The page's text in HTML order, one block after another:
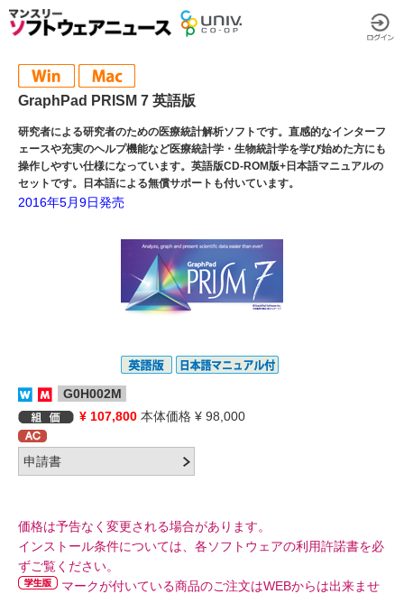
GraphPad PRISM 7 英語版
研究者による研究者のための医療統計解析ソフトです。直感的なインターフ
ェースや充実のヘルプ機能など医療統計学・生物統計学を学び始めた方にも
操作しやすい仕様になっています。英語版CD-ROM版+日本語マニュアルの
セットです。日本語による無償サポートも付いています。
2016年5月9日発売
G0H002M
¥ 107,800 本体価格 ¥ 98,000
価格は予告なく変更される場合があります。
インストール条件については、各ソフトウェアの利用許諾書を必
ずご覧ください。
マークが付いている商品のご注文はWEBからは出来ませ